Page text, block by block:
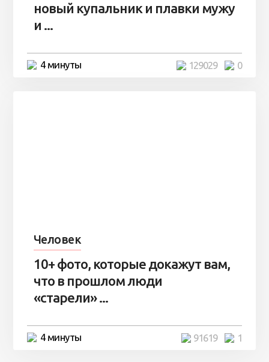
новый купальник и плавки мужу
и ...
4 минуты 0
129029
Человек
10+ фото, которые докажут вам,
что в прошлом люди
«старели» ...
4 минуты 1
91619